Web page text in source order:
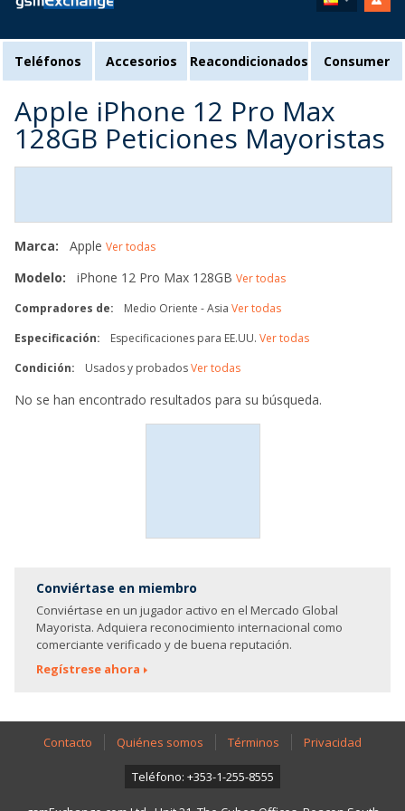
Teléfonos Accesorios Reacondicionados Consumer
Apple iPhone 12 Pro Max
128GB Peticiones Mayoristas
Marca: Apple Ver todas
Modelo: iPhone 12 Pro Max 128GB Ver todas
Compradores de:
Medio Oriente - Asia Ver todas
Especificación:
Especificaciones para EE.UU. Ver todas
Condición:
Usados y probadosVer todas
No se han encontrado resultados para su búsqueda.
Conviértase en miembro
Conviértase en un jugador activo en el Mercado Global
Mayorista. Adquiera reconocimiento internacional como
comerciante verificado y de buena reputación.
Regístrese ahora
Contacto Quiénes somos Términos Privacidad
Teléfono: +353-1-255-8555